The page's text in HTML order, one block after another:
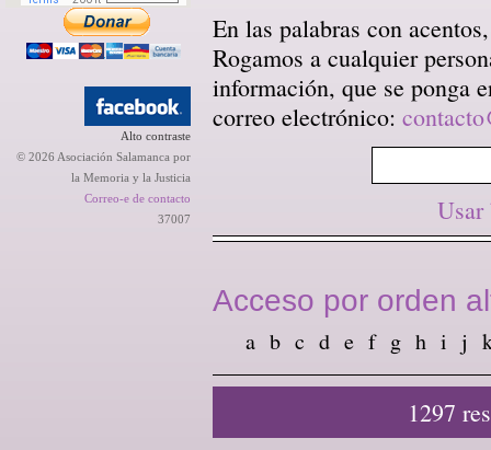
Alto contraste
© 2026 Asociación Salamanca por
la Memoria y la Justicia
Correo-e de contacto
37007
En las palabras con
Rogamos a cualquier
información, que se ponga
correo electrónico:
Usar
Acceso por orden
a b c d e f g h i j
1297